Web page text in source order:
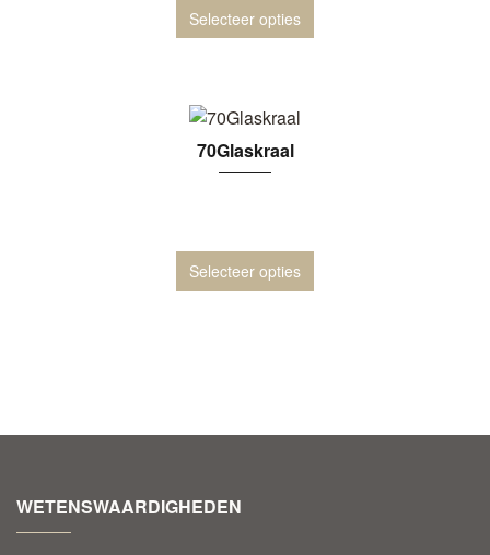
Selecteer opties
70Glaskraal
Selecteer opties
WETENSWAARDIGHEDEN